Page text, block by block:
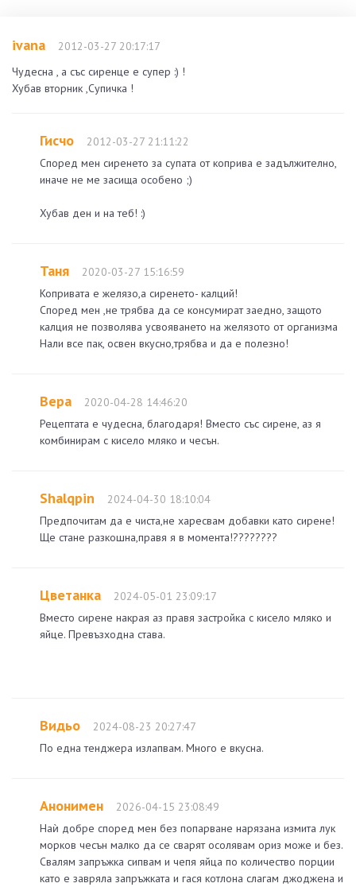
ivana
2012-03-27 20:17:17
Чудесна , а със сиренце е супер :) !
Хубав вторник ,Супичка !
Гисчо
2012-03-27 21:11:22
Според мен сиренето за супата от коприва е задължително,
иначе не ме засища особено ;)
Хубав ден и на теб! :)
Таня
2020-03-27 15:16:59
Копривата е желязо,а сиренето- калций!
Според мен ,не трябва да се консумират заедно, защото
калция не позволява усвояването на желязото от организма
Нали все пак, освен вкусно,трябва и да е полезно!
Вера
2020-04-28 14:46:20
Рецептата е чудесна, благодаря! Вместо със сирене, аз я
комбинирам с кисело мляко и чесън.
Shalqpin
2024-04-30 18:10:04
Предпочитам да е чиста,не харесвам добавки като сирене!
Ще стане разкошна,правя я в момента!????????
Цветанка
2024-05-01 23:09:17
Вместо сирене накрая аз правя застройка с кисело мляко и
яйце. Превъзходна става.
Видьо
2024-08-23 20:27:47
По една тенджера излапвам. Много е вкусна.
Анонимен
2026-04-15 23:08:49
Наѝ добре според мен без попарване нарязана измита лук
морков чесън малко да се сварят осолявам ориз може и без.
Свалям запръжка сипвам и чепя яйца по количество порции
като е завряла запръжката и гася котлона слагам джоджена и